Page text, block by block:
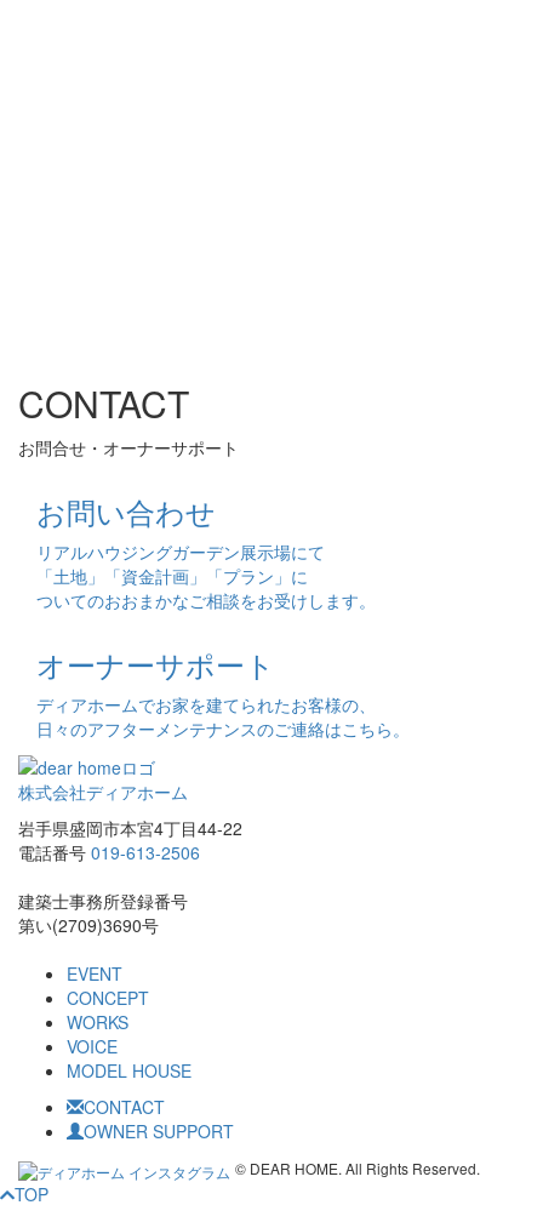
CONTACT
お問合せ・オーナーサポート
お問い合わせ
リアルハウジングガーデン展示場にて
「土地」「資金計画」「プラン」に
ついてのおおまかなご相談をお受けします。
オーナーサポート
ディアホームでお家を建てられたお客様の、
日々のアフターメンテナンスのご連絡はこちら。
株式会社ディアホーム
岩手県盛岡市本宮4丁目44-22
電話番号 019-613-2506
建築士事務所登録番号
第い(2709)3690号
EVENT
CONCEPT
WORKS
VOICE
MODEL HOUSE
CONTACT
OWNER SUPPORT
© DEAR HOME. All Rights Reserved.
TOP